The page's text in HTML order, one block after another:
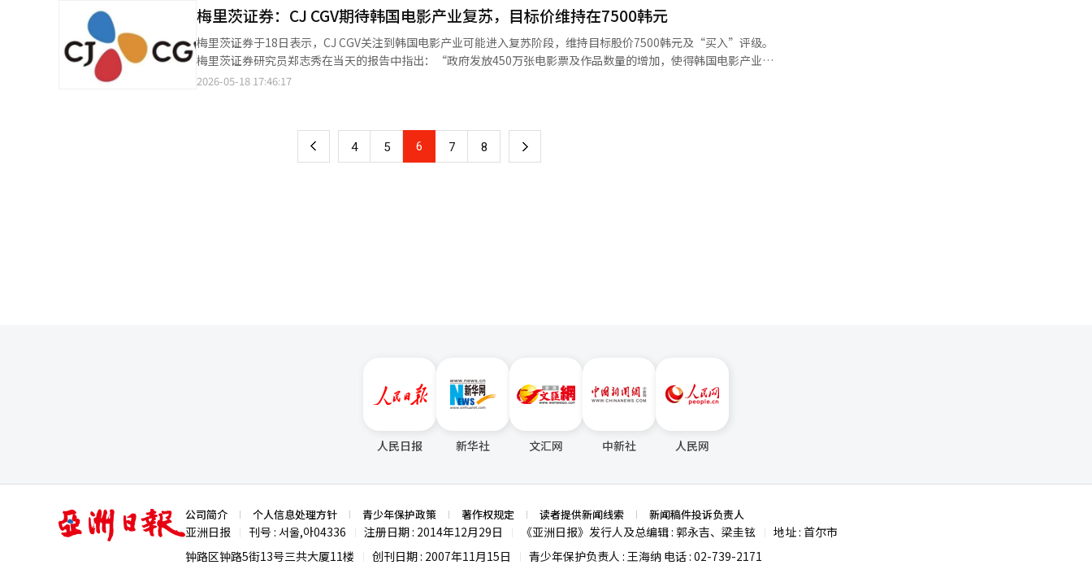
的预期”，将目标股价从原来的43000韩元上调至45000韩元。 未来资产证券也表示：“由于市场利率大幅上升，其
他综合收益正在改善，预计未来市场利率将持续上升”，将目标股价从27000韩元上调至32000韩元。 新韩投资证券
指出：“由于一次性因素实现了盈利惊喜，预计下半年管理薪酬的引入将带来收益”，将目标股价从42000韩元上调
至45000韩元。 不过，新韩投资证券也补充道：“目前估值压力有限，但由于解约返还金准备金制度，可能存在分红
限制的可能性。”※ 本报道经人工智能（AI）系统翻译与编辑。
梅里茨证券：CJ CGV期待韩国电影产业复苏，目标价维持在7500韩元
梅里茨证券于18日表示，CJ CGV关注到韩国电影产业可能进入复苏阶段，维持目标股价7500韩元及“买入”评级。
梅里茨证券研究员郑志秀在当天的报告中指出：“政府发放450万张电影票及作品数量的增加，使得韩国电影产业正
处于恢复到疫情前水平的关键时刻。” 郑研究员表示：“观众集中在普通影院，平均票价（ATP）下降，同时收益分
到87亿韩元。但这仍低于市场预期。 郑研究员指出：“合并子公司的总营业收入为3980亿韩元，同比下降1.8%；营
业利润下降28%，为246亿韩元。尽管土耳其、4D PLEX、ONS等各业务部门均实现了均衡增长，但由于去年第一季
度中国电影《你是我的荣耀》创下票房历史第四的基数效应，导致营业收入同比下降37%，仅为662亿韩元，外形缩
2026-05-18 17:46:17
上 4 5 6 7 8 下
人民日报 新华社 文汇网 中新社 人民网
亚
洲
日
公司简介 个人信息处理方针 青少年保护政策 著作权规定 读者提供新闻线索 新闻稿件投诉负责人
亚洲日报 刊号 : 서울,아04336 注册日期 : 2014年12月29日 《亚洲日报》发行人及总编辑 : 郭永吉、梁圭铉
地址 : 首尔市
钟路区钟路5街13号三共大厦11楼
创刊日期 : 2007年11月15日 青少年保护负责人 : 王海纳 电话 : 02-739-2171